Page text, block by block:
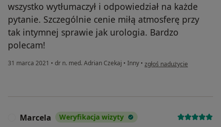
wszystko wytłumaczył i odpowiedział na każde
pytanie. Szczególnie cenie miłą atmosferę przy
tak intymnej sprawie jak urologia. Bardzo
polecam!
31 marca 2021 • dr n. med. Adrian Czekaj • Inny • w opinii użytkownika Patryk
zgłoś nadużycie
Marcela Weryfikacja wizyty